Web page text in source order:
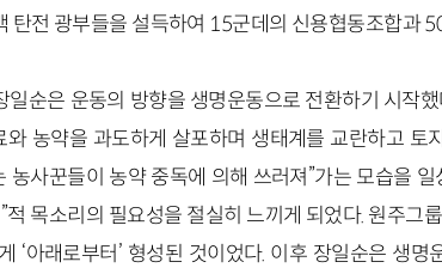
탄전 광부들을 설득하여 15군데의 신용협동조합과
순은 운동의 방향을 생명운동으로 전환하기 시작
농약을 과도하게 살포하며 생태계를 교란하고 토
농사꾼들이 농약 중독에 의해 쓰러져”가는 모습을
적 목소리의 필요성을 절실히 느끼게 되었다. 원주그
‘아래로부터’ 형성된 것이었다. 이후 장일순은 생